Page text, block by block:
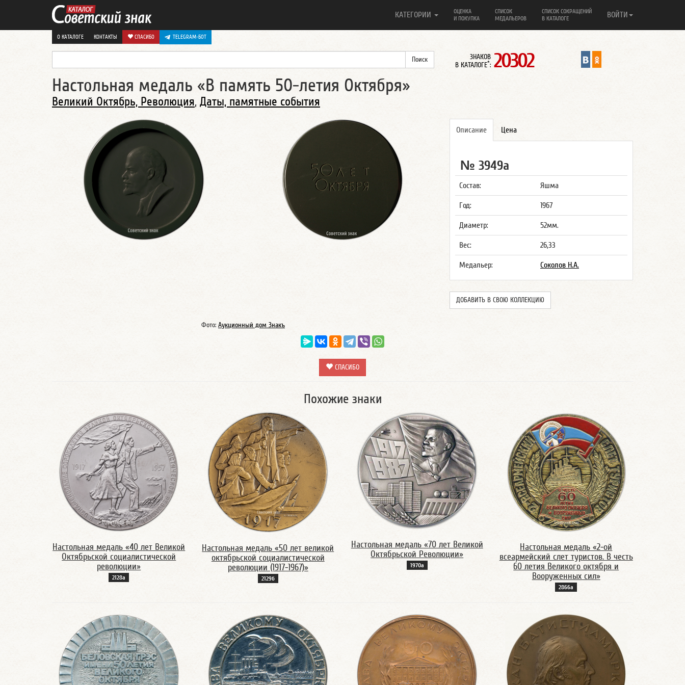
КАТЕГОРИИ
ОЦЕНКА
И ПОКУПКА
СПИСОК
МЕДАЛЬЕРОВ
СПИСОК СОКРАЩЕНИЙ
В КАТАЛОГЕ
ВОЙТИ
О КАТАЛОГЕ КОНТАКТЫ СПАСИБО TELEGRAM-БОТ
ЗНАКОВ
В КАТАЛОГЕ*: 20302
Настольная медаль «В память 50-летия Октября»
Великий Октябрь, Революция, Даты, памятные события
Описание Цена
№ 3949а
Состав: Яшма
Год: 1967
Диаметр: 52мм.
Вес: 26,33
Медальер: Соколов Н.А.
ДОБАВИТЬ В СВОЮ КОЛЛЕКЦИЮ
Фото: Аукционный дом Знакъ
СПАСИБО
Похожие знаки
Настольная медаль «40 лет Великой
Октябрьской социалистической
революции»
2128а
Настольная медаль «50 лет великой
октябрьской социалистической
революции (1917-1967)»
2129б
Настольная медаль «70 лет Великой
Октябрьской Революции»
1970а
Настольная медаль «2-ой
всеармейский слет туристов. В честь
60 летия Великого октября и
Вооруженных сил»
2866а